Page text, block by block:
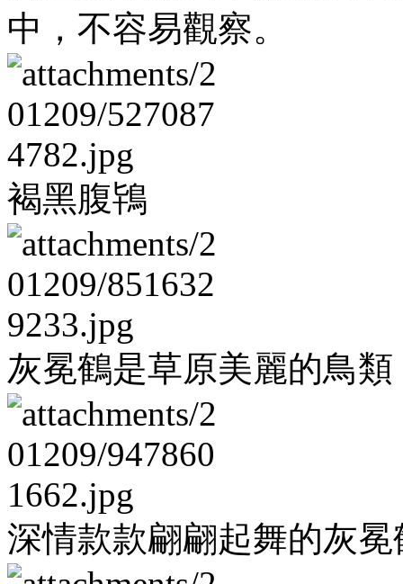
中，不容易觀察。
褐黑腹鴇
灰冕鶴是草原美麗的鳥類
深情款款翩翩起舞的灰冕